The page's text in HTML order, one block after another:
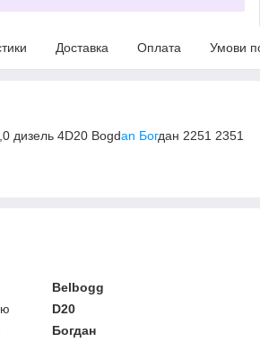
Доставка Оплата Умови
дизель 4D20 Bogdan Богдан 2251 2351
Belbogg
D20
Богдан